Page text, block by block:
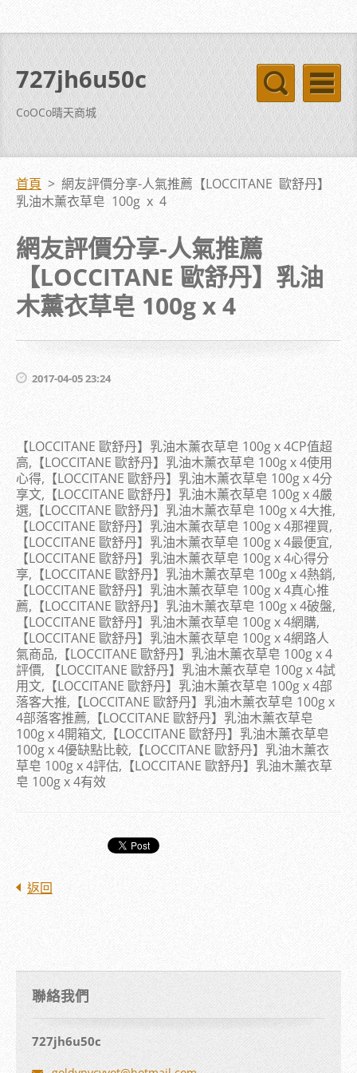
727jh6u50c
CoOCo晴天商城
首頁 > 網友評價分享-人氣推薦【LOCCITANE 歐舒丹】
乳油木薰衣草皂 100g x 4
網友評價分享-人氣推薦
【LOCCITANE 歐舒丹】乳油
木薰衣草皂 100g x 4
2017-04-05 23:24
【LOCCITANE 歐舒丹】乳油木薰衣草皂 100g x 4CP值超
高,【LOCCITANE 歐舒丹】乳油木薰衣草皂 100g x 4使用
心得,【LOCCITANE 歐舒丹】乳油木薰衣草皂 100g x 4分
享文,【LOCCITANE 歐舒丹】乳油木薰衣草皂 100g x 4嚴
選,【LOCCITANE 歐舒丹】乳油木薰衣草皂 100g x 4大推,
【LOCCITANE 歐舒丹】乳油木薰衣草皂 100g x 4那裡買,
【LOCCITANE 歐舒丹】乳油木薰衣草皂 100g x 4最便宜,
【LOCCITANE 歐舒丹】乳油木薰衣草皂 100g x 4心得分
享,【LOCCITANE 歐舒丹】乳油木薰衣草皂 100g x 4熱銷,
【LOCCITANE 歐舒丹】乳油木薰衣草皂 100g x 4真心推
薦,【LOCCITANE 歐舒丹】乳油木薰衣草皂 100g x 4破盤,
【LOCCITANE 歐舒丹】乳油木薰衣草皂 100g x 4網購,
【LOCCITANE 歐舒丹】乳油木薰衣草皂 100g x 4網路人
氣商品,【LOCCITANE 歐舒丹】乳油木薰衣草皂 100g x 4
評價, 【LOCCITANE 歐舒丹】乳油木薰衣草皂 100g x 4試
用文,【LOCCITANE 歐舒丹】乳油木薰衣草皂 100g x 4部
落客大推,【LOCCITANE 歐舒丹】乳油木薰衣草皂 100g x
4部落客推薦,【LOCCITANE 歐舒丹】乳油木薰衣草皂
100g x 4開箱文,【LOCCITANE 歐舒丹】乳油木薰衣草皂
100g x 4優缺點比較,【LOCCITANE 歐舒丹】乳油木薰衣
草皂 100g x 4評估,【LOCCITANE 歐舒丹】乳油木薰衣草
皂 100g x 4有效
返回
聯絡我們
727jh6u50c